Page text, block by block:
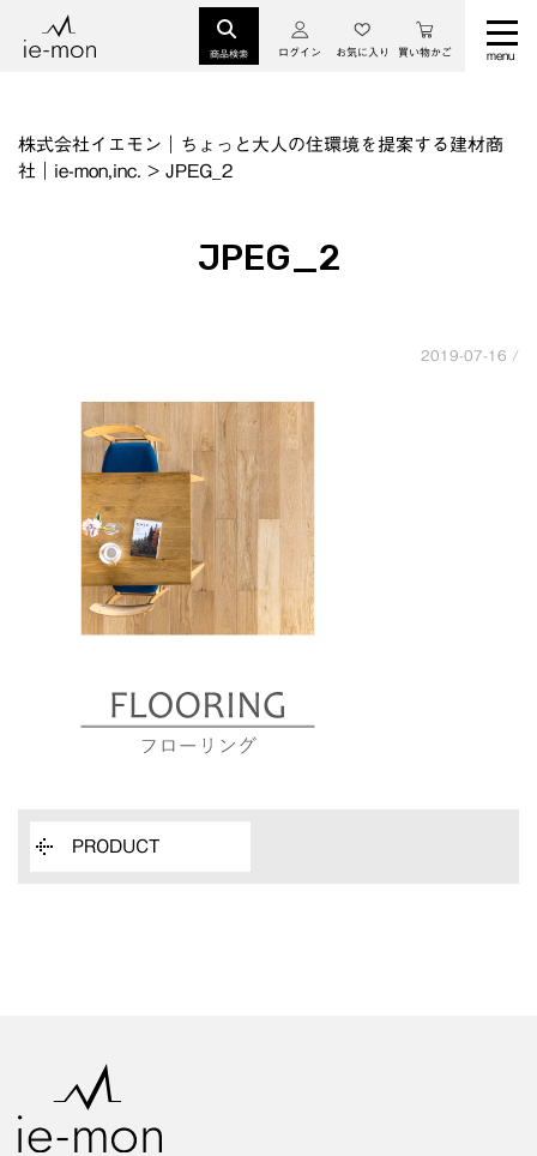
商品検索 ログイン お気に入り 買い物かご
株式会社イエモン｜ちょっと大人の住環境を提案する建材商
社｜ie-mon,inc. > JPEG_2
JPEG_2
2019-07-16 /
PRODUCT